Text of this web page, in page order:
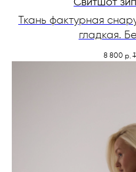
Свитшот
Ткань фактурная
гладкая.
8 800 р.